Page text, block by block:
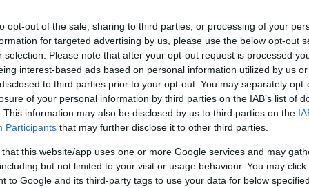
opt-out of the sale, sharing to third parties, or processing of your
for targeted advertising by us, please use the below opt-out
selection. Please note that after your opt-out request is processed
interest-based ads based on personal information utilized by us
to third parties prior to your opt-out. You may separately
of your personal information by third parties on the IAB’s list of
This information may also be disclosed by us to third parties on the
Participants that may further disclose it to other third parties.
that this website/app uses one or more Google services and may
but not limited to your visit or usage behaviour. You may
to Google and its third-party tags to use your data for below
és Veszprémben már megkötötte az elővásárlási
Pécsen, Sopronban, Szekszárdon, Szolnokon és
szerint.
iparipark-koncepció megvalósításáról, a projektek
NIPÜF Zrt.-t bízták meg. Az állami tulajdonú cég a
szempontjából kulcsfontosságú területen
kialakított létesítmények is lesznek.
a 150-200 milliárd forintot, ezzel Európa